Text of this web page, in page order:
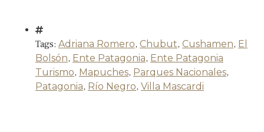
Tags: Adriana Romero, Chubut, Cushamen, El
Bolsón, Ente Patagonia, Ente Patagonia
Turismo, Mapuches, Parques Nacionales,
Patagonia, Río Negro, Villa Mascardi